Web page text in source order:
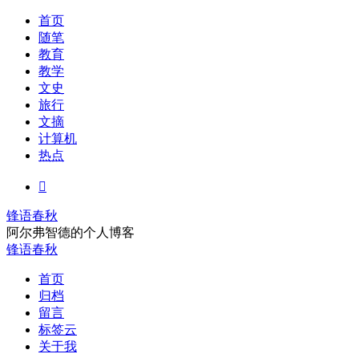
首页
随笔
教育
教学
文史
旅行
文摘
计算机
热点

锋语春秋
阿尔弗智德的个人博客
锋语春秋
首页
归档
留言
标签云
关于我